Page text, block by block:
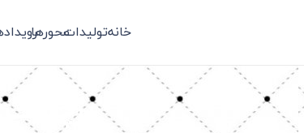
خانهتولیداتمحورها